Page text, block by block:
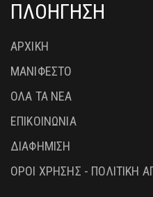
ΠΛΟΗΓΗΣΗ
ΑΡΧΙΚΗ
ΜΑΝΙΦΕΣΤΟ
ΟΛΑ ΤΑ ΝΕΑ
ΕΠΙΚΟΙΝΩΝΙΑ
ΔΙΑΦΗΜΙΣΗ
ΟΡΟΙ ΧΡΗΣΗΣ - ΠΟΛΙΤΙΚΗ